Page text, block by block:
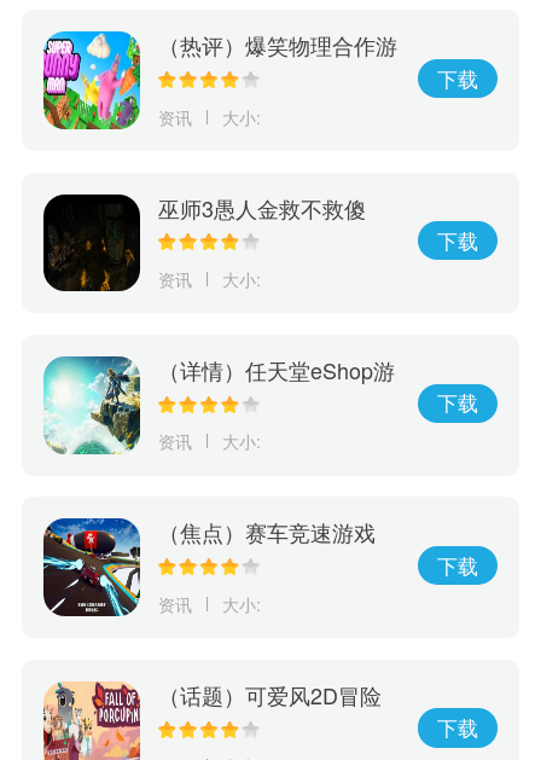
（热评）爆笑物理合作游
戏《超级兔子人》本月发
资讯 大小:
下载
巫师3愚人金救不救傻
子？看看游戏最后发生了
资讯 大小:
下载
（详情）任天堂eShop游
戏新销量榜：《王国之
资讯 大小:
下载
（焦点）赛车竞速游戏
《乐高2K竞速》最新预
资讯 大小:
下载
（话题）可爱风2D冒险
游戏《豪猪之秋》宣布将
下载